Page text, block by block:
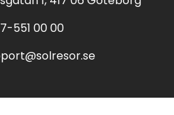
551 00 00